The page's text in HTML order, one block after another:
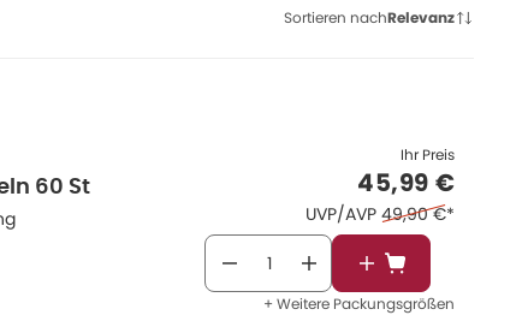
Sortieren nachRelevanz
60 St
Ihr Preis
45,99 €
UVP/AVP Ehemaliger Preis
49,90 €*
In den
+ Weitere Packungsgrößen